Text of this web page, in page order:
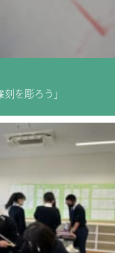
を彫ろう」